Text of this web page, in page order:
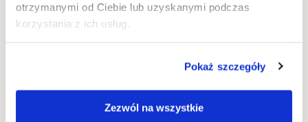
otrzymanymi od Ciebie lub uzyskanymi podczas
korzystania z ich usług.
Pokaż szczegóły
Zezwól na wszystkie